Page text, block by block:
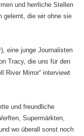
und herrliche Stellen
gelernt, die wir ohne sie
eine junge Journalisten
Tracy, die uns für den
River Mirror“ interviewt
und freundliche
Supermärkten,
wo überall sonst noch